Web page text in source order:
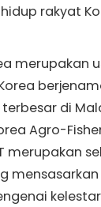
rakyat
merupakan
di
Agro-
merupakan